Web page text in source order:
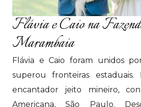
Flávia e Caio na
Marambaia
Flávia e Caio foram unidos
superou fronteiras estaduais.
encantador jeito mineiro,
Americana, São Paulo.